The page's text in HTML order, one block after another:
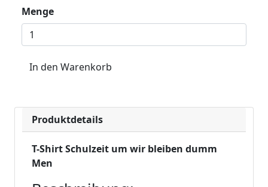
Menge
In den Warenkorb
Produktdetails
T-Shirt Schulzeit um wir bleiben dumm
Men